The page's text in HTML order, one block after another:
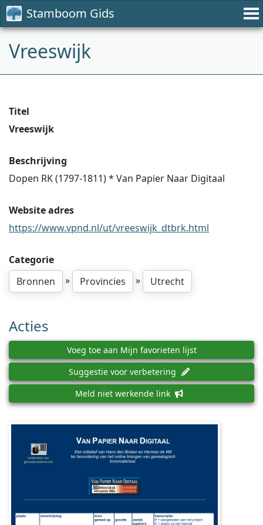
Stamboom Gids
Vreeswijk
Titel
Vreeswijk
Beschrijving
Dopen RK (1797-1811) * Van Papier Naar Digitaal
Website adres
https://www.vpnd.nl/ut/vreeswijk_dtbrk.html
Categorie
Bronnen
» Provincies » Utrecht
Acties
Voeg toe aan Mijn favorieten lijst
Suggestie voor verbetering
Meld niet werkende link